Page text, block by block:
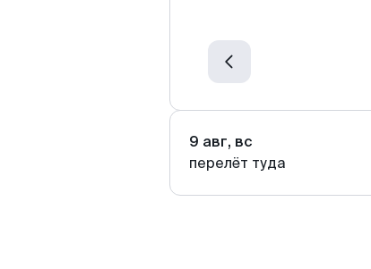
9 авг, вс
перелёт туда